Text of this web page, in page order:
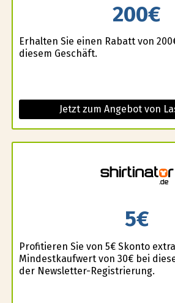
200€
Erhalten Sie einen Rabatt von
diesem Geschäft.
Jetzt zum Angebot von
5€
Profitieren Sie von 5€ Skonto
Mindestkaufwert von 30€ bei
der Newsletter-Registrierung.